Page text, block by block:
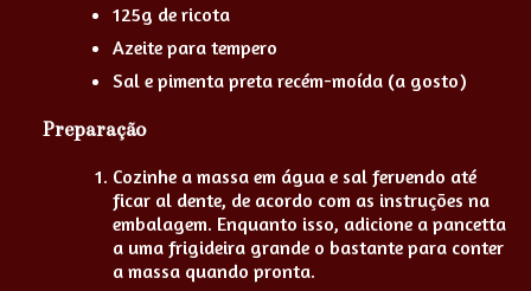
125g de ricota
Azeite para tempero
Sal e pimenta preta recém-moída (a gosto)
Preparação
Cozinhe a massa em água e sal fervendo até
ficar al dente, de acordo com as instruções na
embalagem. Enquanto isso, adicione a pancetta
a uma frigideira grande o bastante para conter
a massa quando pronta.